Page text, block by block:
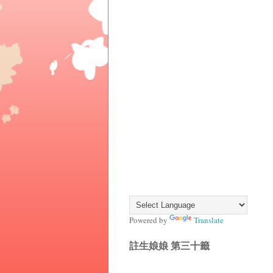
Powered by Translate
註生娘娘 第三十籤